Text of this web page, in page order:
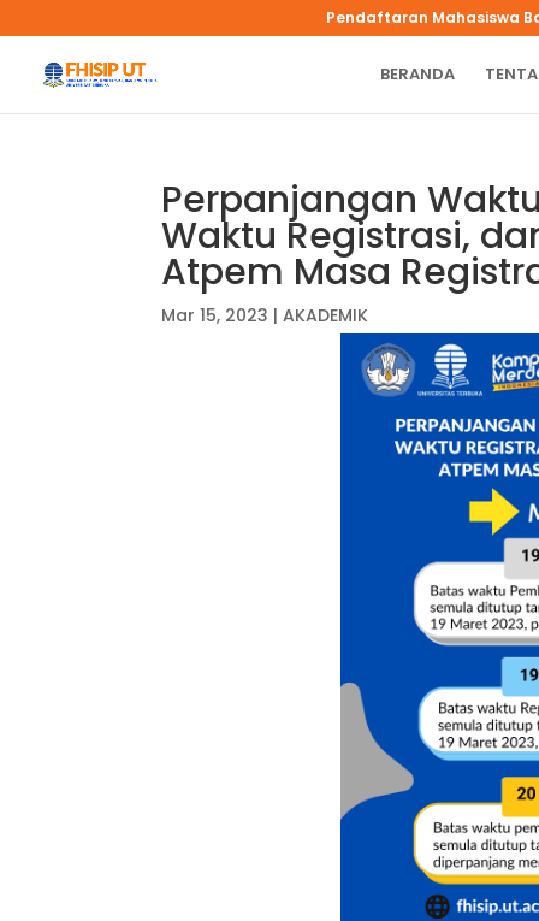
Pendaftaran Mahasiswa
BERANDA
Perpanjangan
Waktu Registrasi,
Atpem Masa
Mar 15, 2023 |AKADEMIK